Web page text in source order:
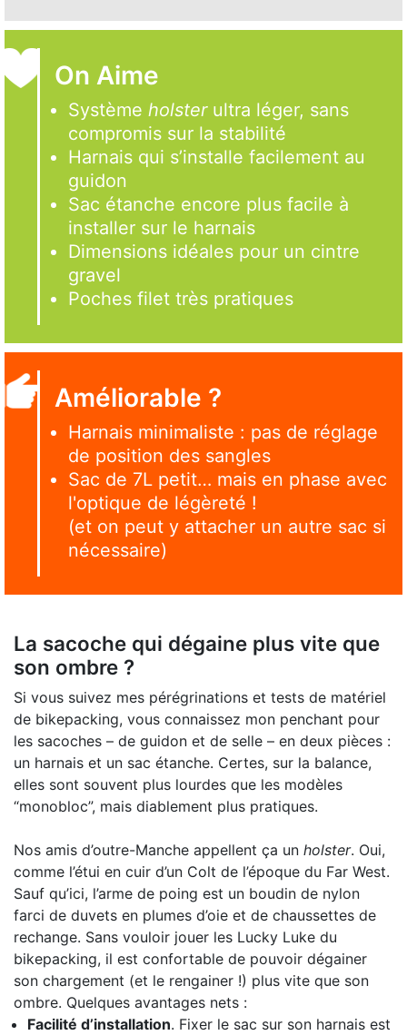
On Aime
Systèmeholsterultra léger, sans
compromis sur la stabilité
Harnais qui s’installe facilement au
guidon
Sac étanche encore plus facile à
installer sur le harnais
Dimensions idéales pour un cintre
gravel
Poches filet très pratiques
Améliorable ?
Harnais minimaliste : pas de réglage
de position des sangles
Sac de 7L petit… mais en phase avec
l'optique de légèreté !
(et on peut y attacher un autre sac si
nécessaire)
La sacoche qui dégaine plus vite que
son ombre ?
Si vous suivez mes pérégrinations et tests de matériel
de bikepacking, vous connaissez mon penchant pour
les sacoches – de guidon et de selle – en deux pièces :
un harnais et un sac étanche. Certes, sur la balance,
elles sont souvent plus lourdes que les modèles
“monobloc”, mais diablement plus pratiques.
Nos amis d’outre-Manche appellent ça un holster. Oui,
comme l’étui en cuir d’un Colt de l’époque du Far West.
Sauf qu’ici, l’arme de poing est un boudin de nylon
farci de duvets en plumes d’oie et de chaussettes de
rechange. Sans vouloir jouer les Lucky Luke du
bikepacking, il est confortable de pouvoir dégainer
son chargement (et le rengainer !) plus vite que son
ombre. Quelques avantages nets :
Facilité d’installation. Fixer le sac sur son harnais est